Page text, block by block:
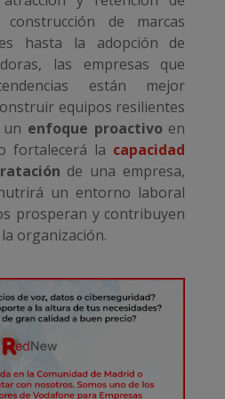
de marcas
hasta la adopción de
las empresas que
están mejor
equipos resilientes
enfoque proactivoen
fortalecerá la capacidad
de una empresa,
un entorno laboral
prosperan y contribuyen
organización.